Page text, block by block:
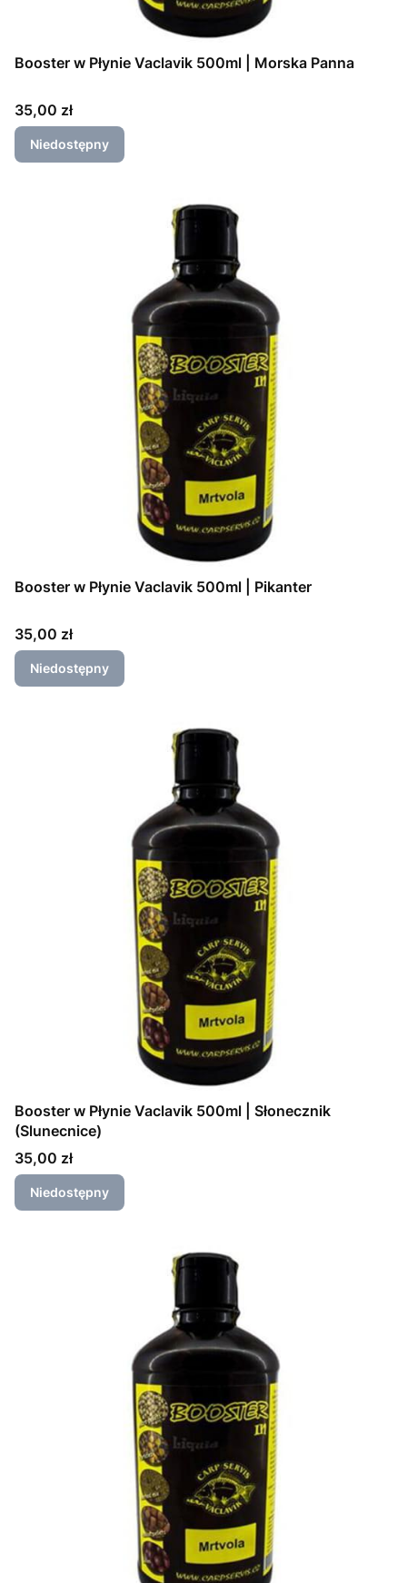
Booster w Płynie Vaclavik 500ml | Morska Panna
Cena
35,00 zł
Niedostępny
Booster w Płynie Vaclavik 500ml | Pikanter
Cena
35,00 zł
Niedostępny
Booster w Płynie Vaclavik 500ml | Słonecznik
(Slunecnice)
Cena
35,00 zł
Niedostępny